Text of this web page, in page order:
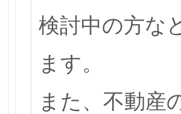
検討中の方な
ます。
また、不動産